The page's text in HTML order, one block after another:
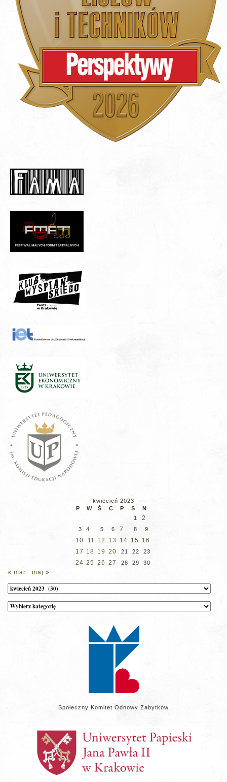
kwiecień 2023
P
W Ś C P S
N
1
2
3 4 5 6 7 8 9
10 11 12 13 14 15 16
17 18 19 20 21 22 23
24 25 26 27 28 29 30
« mar maj »
Archiwum
Kategorie
wpisów
Społeczny Komitet Odnowy Zabytków